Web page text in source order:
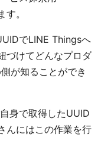
。
でLINE Thingsへ
づけてどんなプロダ
が知ることができ
身で取得したUUID
んにはこの作業を行